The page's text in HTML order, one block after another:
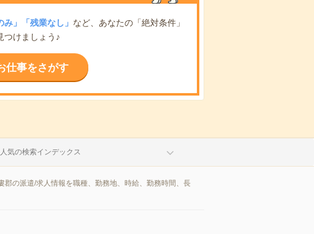
み」「残業なし」 など、あなたの「絶対条件」
つけましょう♪
仕事をさがす
人気の検索インデックス
の派遣/求人情報を職種、勤務地、時給、勤務時間、長